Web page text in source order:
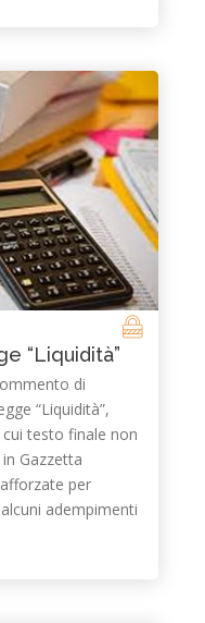
“Liquidità”
di
“Liquidità”,
testo finale non
Gazzetta
per
adempimenti